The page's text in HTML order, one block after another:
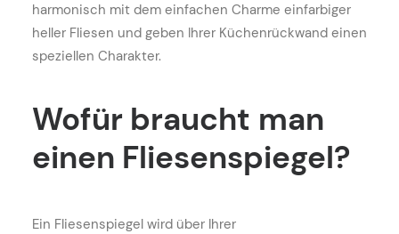
harmonisch mit dem einfachen Charme einfarbiger
heller Fliesen und geben Ihrer Küchenrückwand einen
speziellen Charakter.
Wofür braucht man
einen Fliesenspiegel?
Ein Fliesenspiegel wird über Ihrer